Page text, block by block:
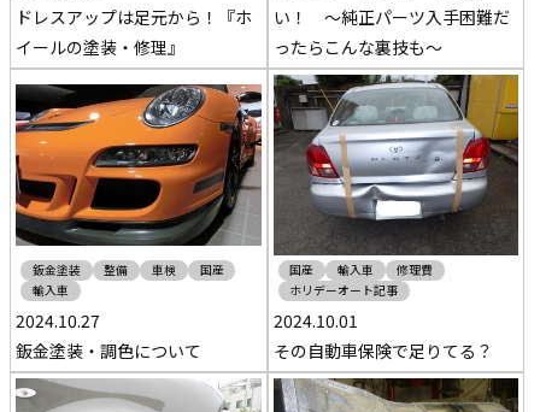
ドレスアップは足元から！『ホ
イールの塗装・修理』
い！ ～純正パーツ入手困難だ
ったらこんな裏技も～
鈑金塗装 整備 車検
国産
輸入車
2024.10.27
鈑金塗装・調色について
国産 輸入車
修理費
ホリデーオート記事
2024.10.01
その自動車保険で足りてる？